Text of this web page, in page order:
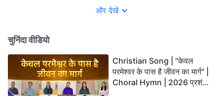
और देखें
चुनिंदा वीडियो
Christian Song | "केवल
परमेश्वर के पास है जीवन का मार्ग" |
Choral Hymn | 2026 प्रशंसा